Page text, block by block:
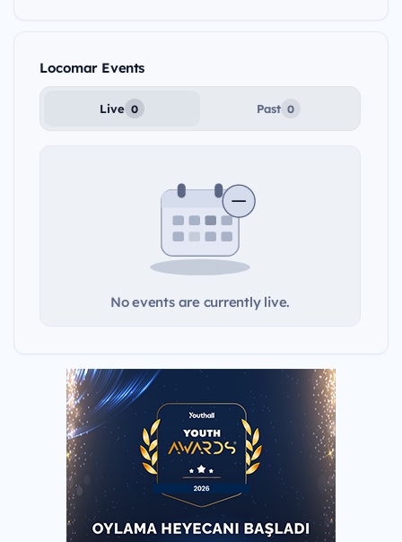
Locomar Events
Live 0 Past 0
No events are currently live.